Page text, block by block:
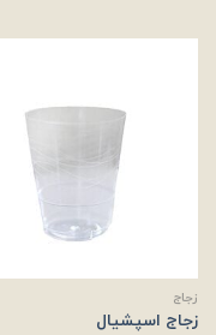
زجاج
زجاج اسپشیال